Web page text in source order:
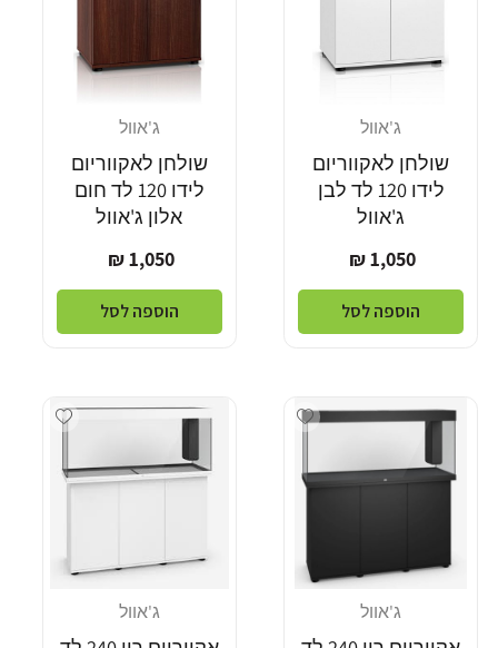
ג'אוול
שולחן לאקווריום
לידו 120 לד לבן
ג'אוול
מחיר
רגיל
1,050 ₪
הוספה לסל
ג'אוול
שולחן לאקווריום
לידו 120 לד חום
אלון ג'אוול
מחיר
רגיל
1,050 ₪
הוספה לסל
Add wishlist
ג'אוול
Add wishlist
ג'אוול